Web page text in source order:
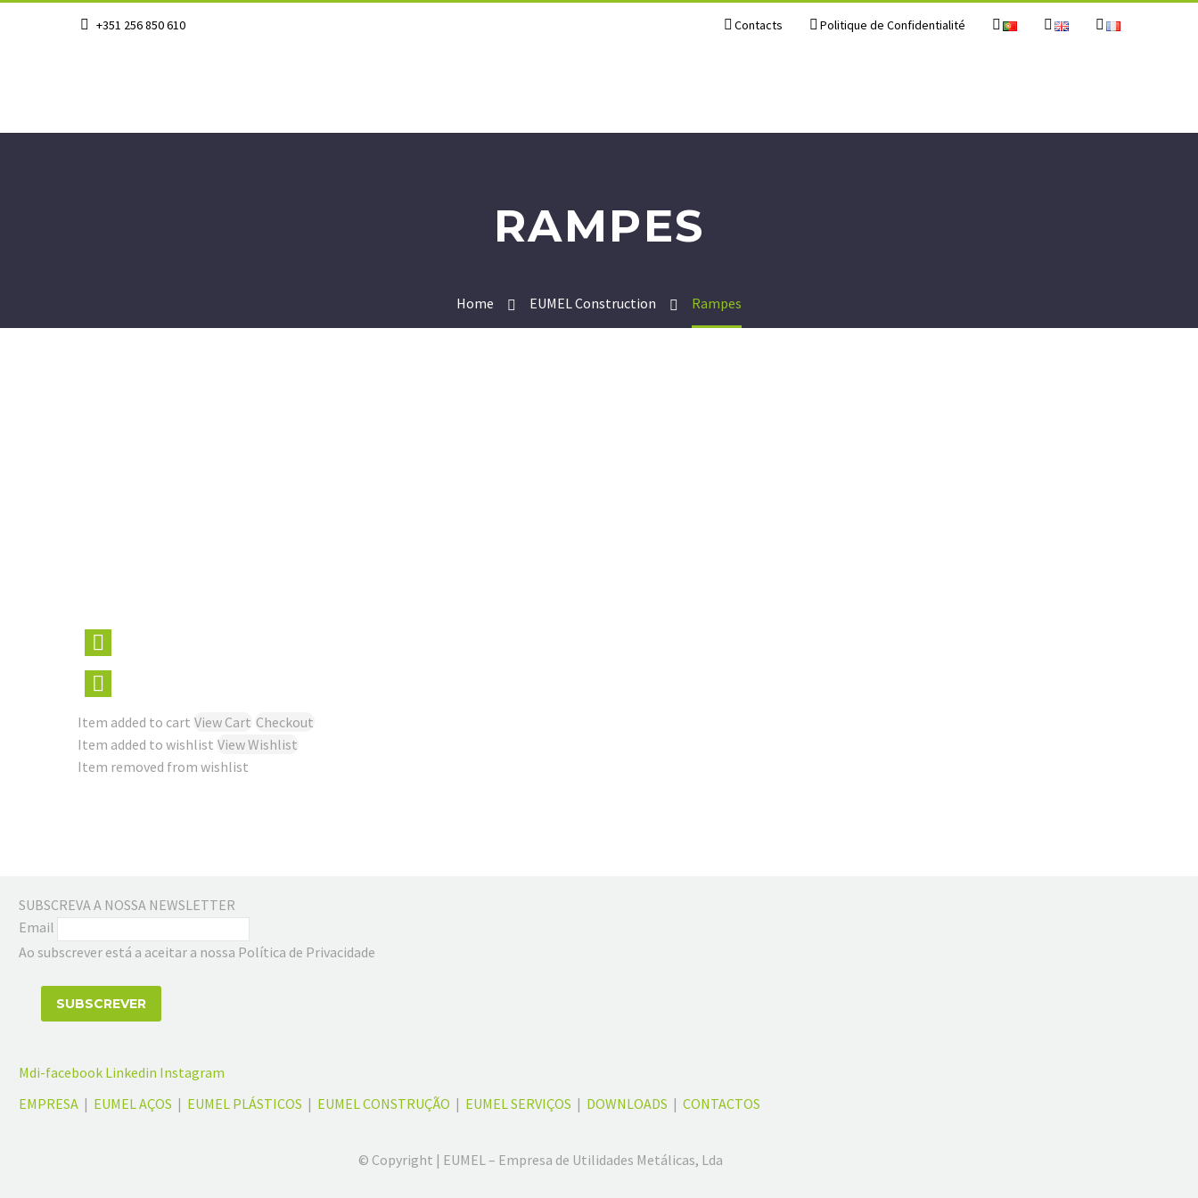
+351 256 850 610 Contacts Politique de Confidentialité
RAMPES
Home EUMEL Construction Rampes
Item added to cart View Cart Checkout
Item added to wishlist View Wishlist
Item removed from wishlist
SUBSCREVA A NOSSA NEWSLETTER
Email
Ao subscrever está a aceitar a nossa Política de Privacidade
Mdi-facebook Linkedin Instagram
EMPRESA | EUMEL AÇOS | EUMEL PLÁSTICOS | EUMEL CONSTRUÇÃO | EUMEL SERVIÇOS | DOWNLOADS | CONTACTOS
© Copyright | EUMEL – Empresa de Utilidades Metálicas, Lda